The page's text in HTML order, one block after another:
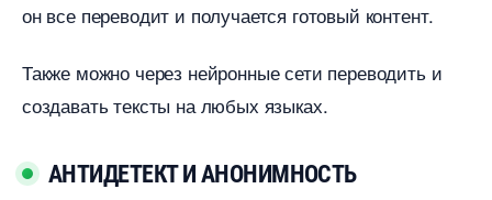
он все переводит и получается готовый контент.
Также можно через нейронные сети переводить и
создавать тексты на любых языках.
АНТИДЕТЕКТ И АНОНИМНОСТЬ